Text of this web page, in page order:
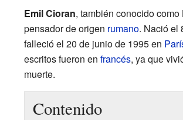
Emil Cioran, también conocido como
pensador de origen rumano. Nació el
falleció el 20 de junio de 1995 en
escritos fueron en francés, ya que
muerte.
Contenido